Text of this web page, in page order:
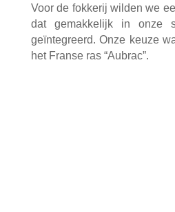
Voor de fokkerij wilden we
dat gemakkelijk in onze
geïntegreerd. Onze keuze
het Franse ras “Aubrac”.